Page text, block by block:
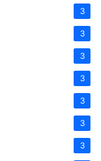
3
3
3
3
3
3
3